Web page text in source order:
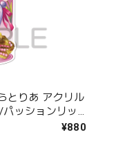
とりあ アクリル
ッションリッ
¥880